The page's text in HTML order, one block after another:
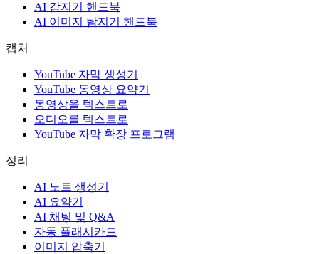
AI 감지기 핸드북
AI 이미지 탐지기 핸드북
캡처
YouTube 자막 생성기
YouTube 동영상 요약기
동영상을 텍스트로
오디오를 텍스트로
YouTube 자막 확장 프로그램
정리
AI 노트 생성기
AI 요약기
AI 채팅 및 Q&A
자동 플래시카드
이미지 압축기